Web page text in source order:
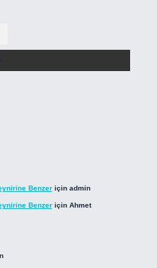
Benzeriçin admin
Benzeriçin Ahmet